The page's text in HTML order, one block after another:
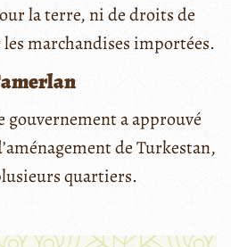
la terre, ni de droits de
marchandises importées.
gouvernement a approuvé
de Turkestan,
quartiers.